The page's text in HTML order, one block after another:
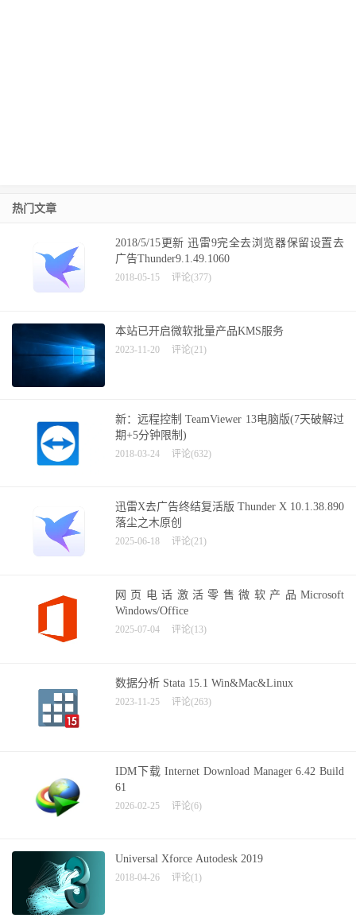
热门文章
2018/5/15更新 迅雷9完全去浏览器保留设置去
广告Thunder9.1.49.1060
2018-05-15 评论(377)
本站已开启微软批量产品KMS服务
2023-11-20 评论(21)
新：远程控制 TeamViewer 13电脑版(7天破解过
期+5分钟限制)
2018-03-24 评论(632)
迅雷X去广告终结复活版 Thunder X 10.1.38.890
落尘之木原创
2025-06-18 评论(21)
网页电话激活零售微软产品Microsoft
Windows/Office
2025-07-04 评论(13)
数据分析 Stata 15.1 Win&Mac&Linux
2023-11-25 评论(263)
IDM下载 Internet Download Manager 6.42 Build
61
2026-02-25 评论(6)
Universal Xforce Autodesk 2019
2018-04-26 评论(1)